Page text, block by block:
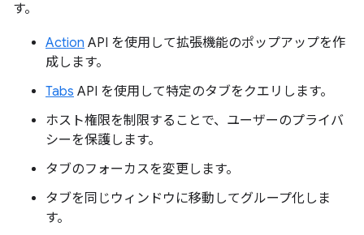
す。
Action API を使用して拡張機能のポップアップを作
成します。
Tabs API を使用して特定のタブをクエリします。
ホスト権限を制限することで、ユーザーのプライバ
シーを保護します。
タブのフォーカスを変更します。
タブを同じウィンドウに移動してグループ化しま
す。